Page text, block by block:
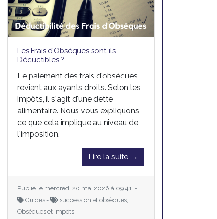
Les Frais d’Obsèques sont-ils
Déductibles ?
Le paiement des frais d'obsèques
revient aux ayants droits. Selon les
impôts, il s'agit d'une dette
alimentaire. Nous vous expliquons
ce que cela implique au niveau de
l'imposition.
Lire la suite →
Publié le mercredi 20 mai 2026 à 09:41 -
Guides -
succession et obsèques,
Obsèques et Impôts